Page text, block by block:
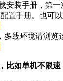
安装手册，第
置手册。也可
线环境请浏览
比如单机不限